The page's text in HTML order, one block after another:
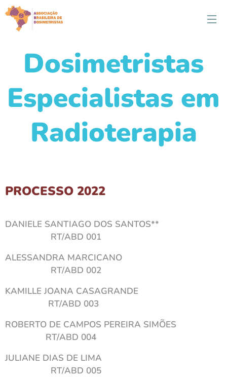
Dosimetristas
Especialistas em
Radioterapia
PROCESSO 2022
DANIELE SANTIAGO DOS SANTOS**
RT/ABD 001
ALESSANDRA MARCICANO
RT/ABD 002
KAMILLE JOANA CASAGRANDE
RT/ABD 003
ROBERTO DE CAMPOS PEREIRA SIMÕES
RT/ABD 004
JULIANE DIAS DE LIMA
RT/ABD 005